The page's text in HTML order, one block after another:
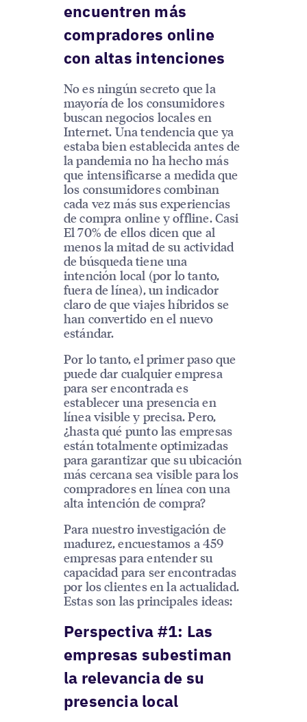
encuentren más
compradores online
con altas intenciones
No es ningún secreto que la
mayoría de los consumidores
buscan negocios locales en
Internet. Una tendencia que ya
estaba bien establecida antes de
la pandemia no ha hecho más
que intensificarse a medida que
los consumidores combinan
cada vez más sus experiencias
de compra online y offline. Casi
El 70% de ellos dicen que al
menos la mitad de su actividad
de búsqueda tiene una
intención local (por lo tanto,
fuera de línea), un indicador
claro de que viajes híbridos se
han convertido en el nuevo
estándar.
Por lo tanto, el primer paso que
puede dar cualquier empresa
para ser encontrada es
establecer una presencia en
línea visible y precisa. Pero,
¿hasta qué punto las empresas
están totalmente optimizadas
para garantizar que su ubicación
más cercana sea visible para los
compradores en línea con una
alta intención de compra?
Para nuestro investigación de
madurez, encuestamos a 459
empresas para entender su
capacidad para ser encontradas
por los clientes en la actualidad.
Estas son las principales ideas:
Perspectiva #1: Las
empresas subestiman
la relevancia de su
presencia local